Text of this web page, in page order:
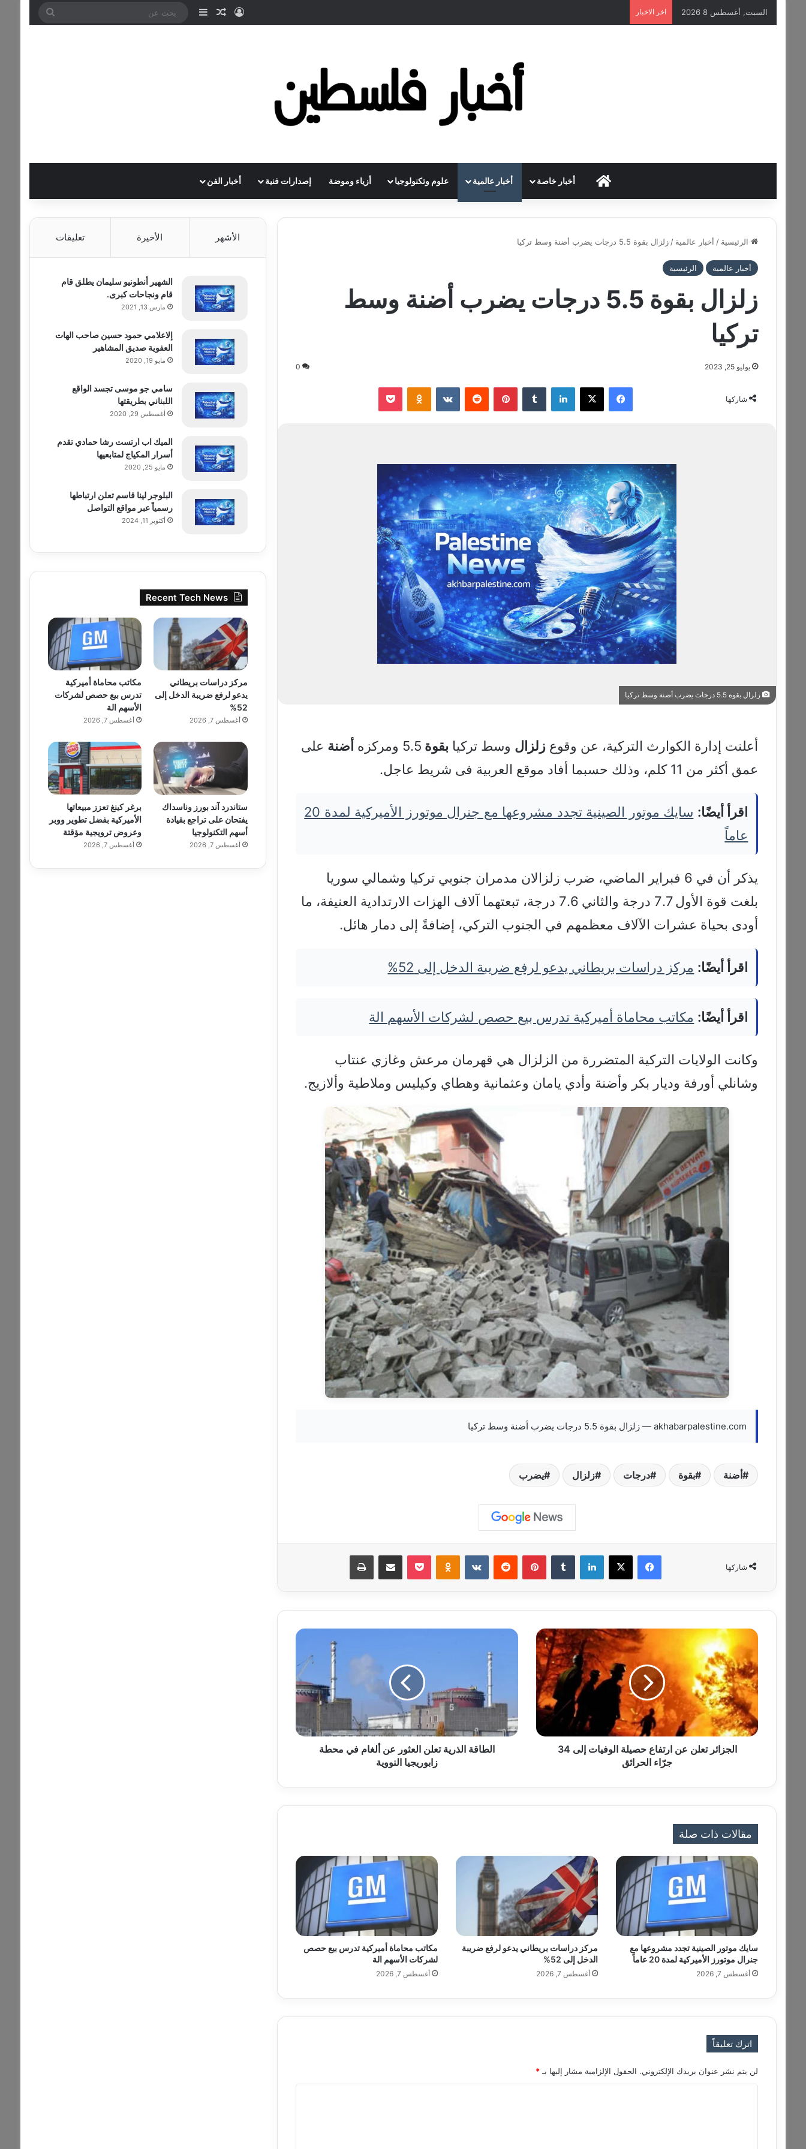
السبت, أغسطس 8 2026 اخر الاخبار تسجيل الدخول
مقال عشوائي
إضافة عمود جانبي
HOMEأخبار خاصة أخبار عالمية علوم وتكنولوجيا أزياء وموضة إصدارات فنية أخبار الفن
الرئيسية / أخبار عالمية / زلزال بقوة 5.5 درجات يضرب أضنة وسط تركيا
أخبار عالمية الرئيسية
زلزال بقوة 5.5 درجات يضرب أضنة وسط
تركيا
يوليو 25, 2023 0
شاركها
فيسبوك ‫X لينكدإن ‏Tumblr بينتيريست ‏Reddit
‏VKontakte
Odnoklassniki
‫Pocket
زلزال بقوة 5.5 درجات يضرب أضنة وسط تركيا
أعلنت إدارة الكوارث التركية، عن وقوع زلزال وسط تركيا بقوة أضنة على
عمق أكثر من 11 كلم، وذلك حسبما أفاد موقع العربية فى شريط عاجل.
اقرأ أيضًا:
سايك موتور الصينية تجدد مشروعها مع جنرال موتورز الأميركية لمدة 20
عاماً
يذكر أن في 6 فبراير الماضي، ضرب زلزالان مدمران جنوبي تركيا وشمالي سوريا
بلغت قوة الأول 7.7 درجة والثاني 7.6 درجة، تبعتهما آلاف الهزات الارتدادية العنيفة، ما
أودى بحياة عشرات الآلاف معظمهم في الجنوب التركي، إضافةً إلى دمار هائل.
اقرأ أيضًا: مركز دراسات بريطاني يدعو لرفع ضريبة الدخل إلى 52%
اقرأ أيضًا: مكاتب محاماة أميركية تدرس بيع حصص لشركات الأسهم الة
وكانت الولايات التركية المتضررة من الزلزال هي قهرمان مرعش وغازي عنتاب
وشانلي أورفة وديار بكر وأضنة وأدي يامان وعثمانية وهطاي وكيليس وملاطية وألازيج.
akhabarpalestine.com — زلزال بقوة 5.5 درجات يضرب أضنة وسط تركيا
أضنة بقوة درجات زلزال يضرب
شاركها
فيسبوك ‫X لينكدإن ‏Tumblr بينتيريست ‏Reddit
‏VKontakte
Odnoklassniki
‫Pocket مشاركة عبر البريد طباعة
ا
ز
ا
ئ
ر
ت
ع
ن
ت
ع
ص
ة
ل
و
ف
ا
ل
4
ج
الجزائر تعلن عن ارتفاع حصيلة الوفيات إلى 34
جرّاء الحرائق
ا
ل
ذ
ت
ر
ع
ن
أ
ل
ف
الطاقة الذرية تعلن العثور عن ألغام في محطة
زابوريجيا النووية
مقالات ذات صلة
سايك موتور الصينية تجدد مشروعها مع
جنرال موتورز الأميركية لمدة 20 عاماً
أغسطس 7, 2026
مركز دراسات بريطاني يدعو لرفع ضريبة
الدخل إلى 52%
أغسطس 7, 2026
مكاتب محاماة أميركية تدرس بيع حصص
لشركات الأسهم الة
أغسطس 7, 2026
اترك تعليقاً
لن يتم نشر عنوان بريدك الإلكتروني. الحقول الإلزامية مشار إليها بـ *
الأشهر الأخيرة تعليقات
الشهير أنطونيو سليمان يطلق قام
قام ونجاحات كبرى.
مارس 13, 2021
إلاعلامي حمود حسين صاحب الهات
العفوية صديق المشاهير
مايو 19, 2020
سامي جو موسى تجسد الواقع
اللبناني بطريقتها
أغسطس 29, 2020
الميك اب ارتست رشا حمادي تقدم
أسرار المكياج لمتابعيها
مايو 25, 2020
البلوجر لينا قاسم تعلن ارتباطها
رسمياً عبر مواقع التواصل
أكتوبر 11, 2024
Recent Tech News
مركز دراسات بريطاني
يدعو لرفع ضريبة الدخل إلى
52%
أغسطس 7, 2026
مكاتب محاماة أميركية
تدرس بيع حصص لشركات
الأسهم الة
أغسطس 7, 2026
ستاندرد آند بورز وناسداك
يفتحان على تراجع بقيادة
أسهم التكنولوجيا
أغسطس 7, 2026
برغر كينغ تعزز مبيعاتها
الأميركية بفضل تطوير ووبر
وعروض ترويجية مؤقتة
أغسطس 7, 2026